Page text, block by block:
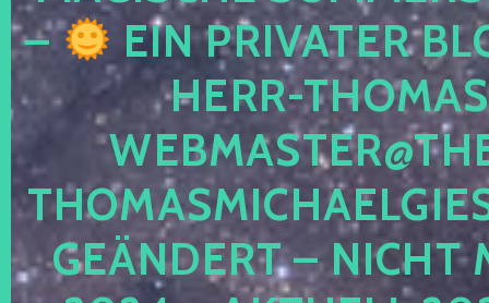
–
EIN PRIVATER
HERR-
GEÄNDERT – NICHT